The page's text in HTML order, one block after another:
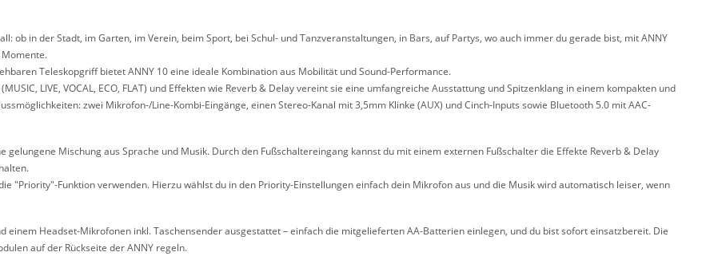
ob in der Stadt, im Garten, im Verein, beim Sport, bei Schul- und Tanzveranstaltungen, in Bars, auf Partys, wo auch immer du gerade bist, mit ANNY
Teleskopgriff bietet ANNY 10 eine ideale Kombination aus Mobilität und Sound-Performance.
LIVE, VOCAL, ECO, FLAT) und Effekten wie Reverb & Delay vereint sie eine umfangreiche Ausstattung und Spitzenklang in einem kompakten und
zwei Mikrofon-/Line-Kombi-Eingänge, einen Stereo-Kanal mit 3,5mm Klinke (AUX) und Cinch-Inputs sowie Bluetooth 5.0 mit AAC-
Mischung aus Sprache und Musik. Durch den Fußschaltereingang kannst du mit einem externen Fußschalter die Effekte Reverb & Delay
"Priority"-Funktion verwenden. Hierzu wählst du in den Priority-Einstellungen einfach dein Mikrofon aus und die Musik wird automatisch leiser, wenn
einem Headset-Mikrofonen inkl. Taschensender ausgestattet – einfach die mitgelieferten AA-Batterien einlegen, und du bist sofort einsatzbereit. Die
auf der Rückseite der ANNY regeln.